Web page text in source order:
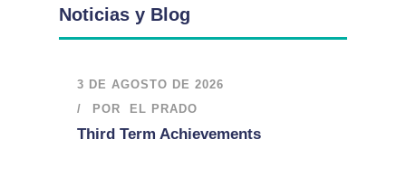
Noticias y Blog
3 DE AGOSTO DE 2026
POR
EL PRADO
Third Term Achievements